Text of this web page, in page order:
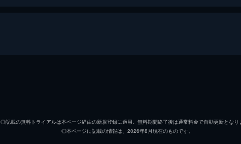
室田日出男
◎記載の無料トライアルは本ページ経由の新規登録に適用。無料期間終了後は通常料金で自動更新となり
◎本ページに記載の情報は、2026年8月現在のものです。